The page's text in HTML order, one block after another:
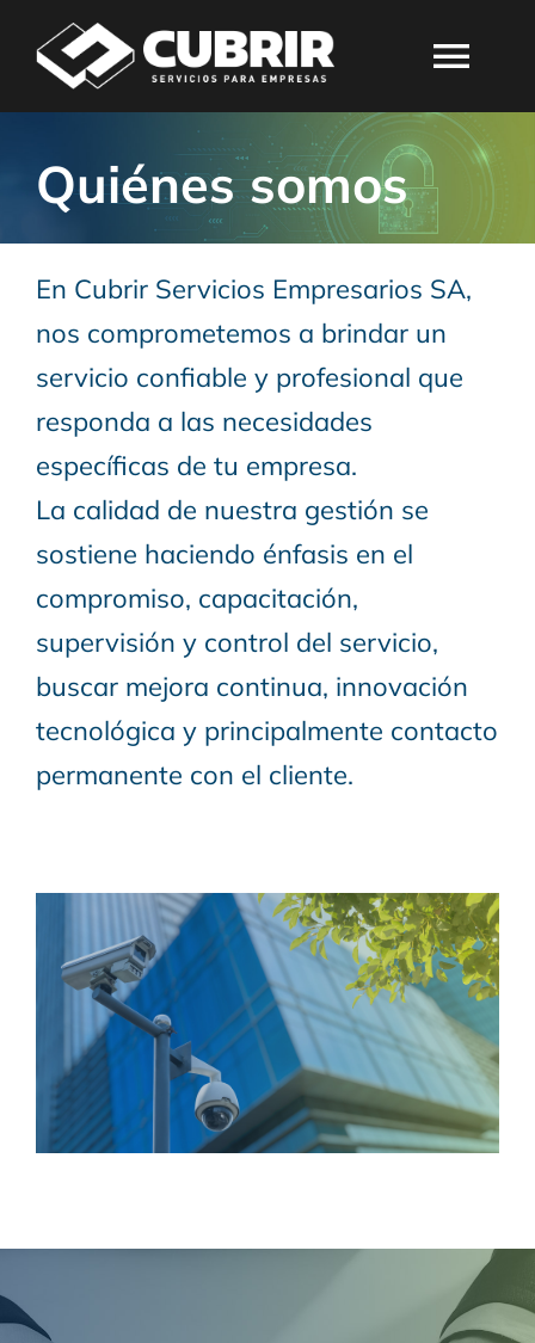
QUIÉNES SOMOS
EMPLEOS
CONTACTO
Quiénes somos
En Cubrir Servicios Empresarios SA,
nos comprometemos a brindar un
servicio confiable y profesional que
responda a las necesidades
específicas de tu empresa.
La calidad de nuestra gestión se
sostiene haciendo énfasis en el
compromiso, capacitación,
supervisión y control del servicio,
buscar mejora continua, innovación
tecnológica y principalmente contacto
permanente con el cliente.